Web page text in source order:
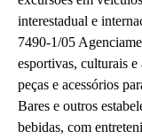
interestadual e
7490-1/05
esportivas, culturais
peças e acessórios
Bares e outros
bebidas, com